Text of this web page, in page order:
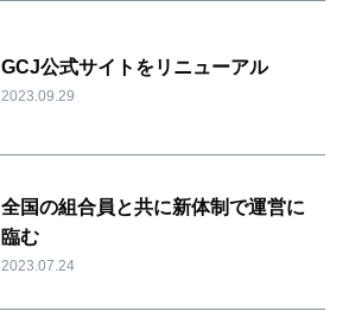
GCJ公式サイトをリニューアル
2023.09.29
全国の組合員と共に新体制で運営に
臨む
2023.07.24